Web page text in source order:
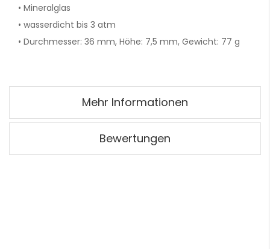
• Mineralglas
• wasserdicht bis 3 atm
• Durchmesser: 36 mm, Höhe: 7,5 mm, Gewicht: 77 g
Mehr Informationen
Bewertungen